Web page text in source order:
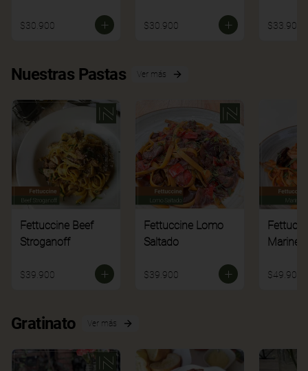
$30.900 $30.900 $33.900
Nuestras Pastas Ver más
Fettuccine Beef
Stroganoff
$39.900
Fettuccine Lomo
Saltado
$39.900
Marinera
$49.900
Gratinato Ver más